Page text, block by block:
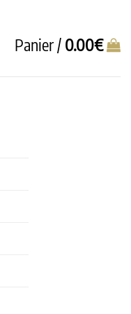
Panier / 0.00€